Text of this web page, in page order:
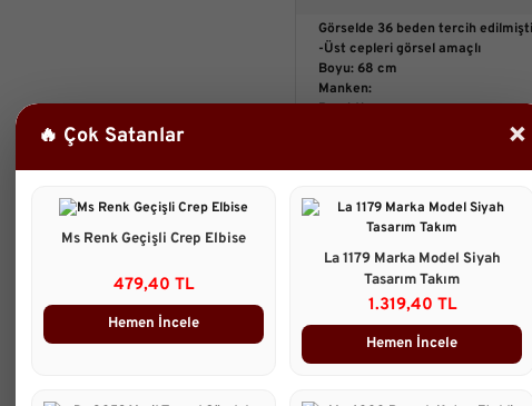
🔥 Çok Satanlar ×
Ms Renk Geçişli Crep Elbise
479,40 TL
Hemen İncele
La 1179 Marka Model Siyah
Tasarım Takım
1.319,40 TL
Hemen İncele
Görselde 36 beden tercih
-Üst cepleri görsel amaçlı
Boyu: 68 cm
Manken:
Boy:161 cm
Basen : 98cm
Taksit Seçenekleri
Ürün Yorumları
Önerileriniz